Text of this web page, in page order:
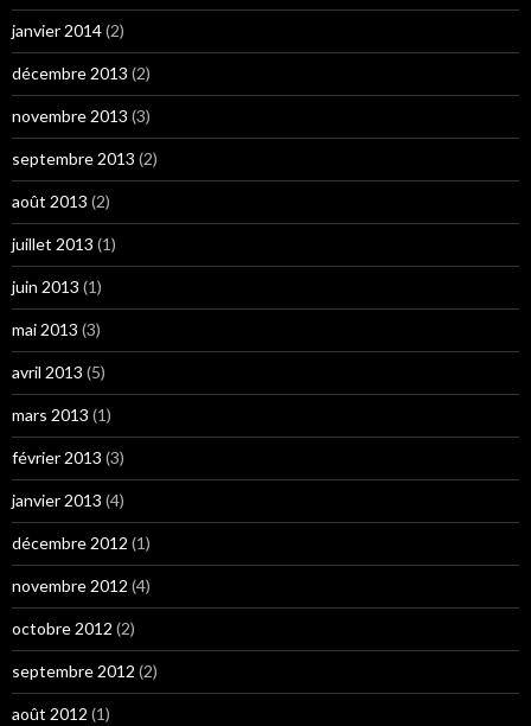
janvier 2014(2)
décembre 2013 (2)
novembre 2013 (3)
septembre 2013 (2)
août 2013 (2)
juillet 2013 (1)
juin 2013 (1)
mai 2013 (3)
avril 2013 (5)
mars 2013 (1)
février 2013 (3)
janvier 2013 (4)
décembre 2012 (1)
novembre 2012 (4)
octobre 2012 (2)
septembre 2012 (2)
août 2012 (1)